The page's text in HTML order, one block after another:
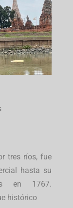
tres ríos, fue
hasta su
en 1767.
histórico